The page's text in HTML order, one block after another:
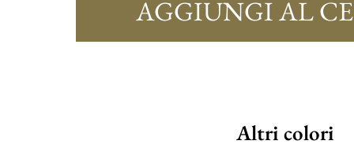
AGGIUNGI AL
Altri colori